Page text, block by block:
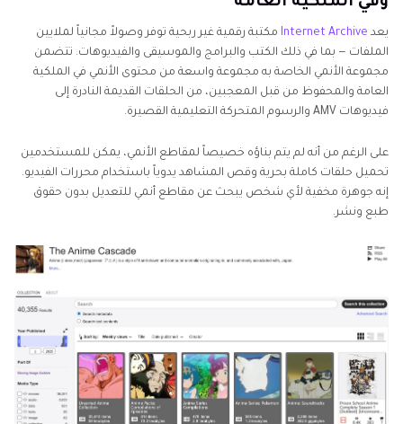
يعد Internet Archive مكتبة رقمية غير ربحية توفر وصولاً مجانياً لملايين
الملفات — بما في ذلك الكتب والبرامج والموسيقى والفيديوهات. تتضمن
مجموعة الأنمي الخاصة به مجموعة واسعة من محتوى الأنمي في الملكية
العامة والمحفوظ من قبل المعجبين، من الحلقات القديمة النادرة إلى
فيديوهات AMV والرسوم المتحركة التعليمية القصيرة.
على الرغم من أنه لم يتم بناؤه خصيصاً لمقاطع الأنمي، يمكن للمستخدمين
تحميل حلقات كاملة بحرية وقص المشاهد يدوياً باستخدام محررات الفيديو.
إنه جوهرة مخفية لأي شخص يبحث عن مقاطع أنمي للتعديل بدون حقوق
طبع ونشر.